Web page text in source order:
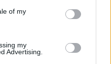
of my
my
Advertising.